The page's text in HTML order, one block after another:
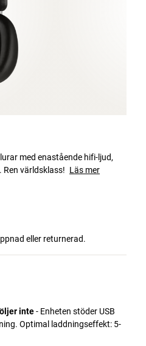
med enastående hifi-ljud,
världsklass! Läs mer
eller returnerad.
inte- Enheten stöder USB
Optimal laddningseffekt: 5-